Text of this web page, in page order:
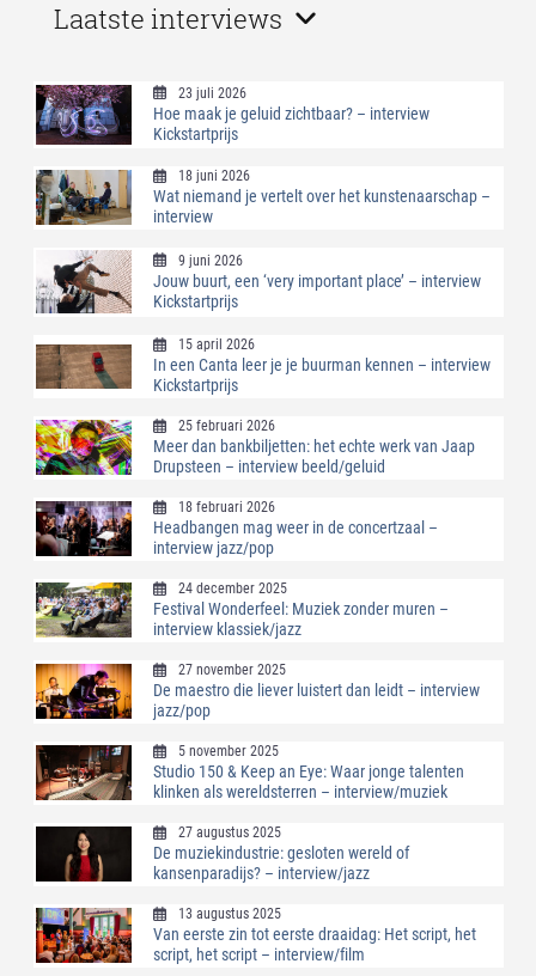
Laatste interviews
23 juli 2026
Hoe maak je geluid zichtbaar? – interview
Kickstartprijs
18 juni 2026
Wat niemand je vertelt over het kunstenaarschap –
interview
9 juni 2026
Jouw buurt, een ‘very important place’ – interview
Kickstartprijs
15 april 2026
In een Canta leer je je buurman kennen – interview
Kickstartprijs
25 februari 2026
Meer dan bankbiljetten: het echte werk van Jaap
Drupsteen – interview beeld/geluid
18 februari 2026
Headbangen mag weer in de concertzaal –
interview jazz/pop
24 december 2025
Festival Wonderfeel: Muziek zonder muren –
interview klassiek/jazz
27 november 2025
De maestro die liever luistert dan leidt – interview
jazz/pop
5 november 2025
Studio 150 & Keep an Eye: Waar jonge talenten
klinken als wereldsterren – interview/muziek
27 augustus 2025
De muziekindustrie: gesloten wereld of
kansenparadijs? – interview/jazz
13 augustus 2025
Van eerste zin tot eerste draaidag: Het script, het
script, het script – interview/film